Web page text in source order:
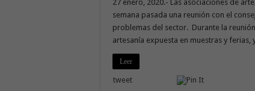
27 enero, 2020.- Las asociaciones de
semana pasada una reunión con el
problemas del sector. Durante la
artesanía expuesta en muestras y ferias,
Leer
tweet